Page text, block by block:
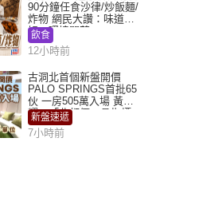
90分鐘任食沙律/炒飯麵/
炸物 網民大讚：味道
好，環境闊落
飲食
12小時前
古洞北首個新盤開價
PALO SPRINGS首批65
伙 一房505萬入場 黃光
耀：「北都價」具指標
作用
新盤速遞
7小時前